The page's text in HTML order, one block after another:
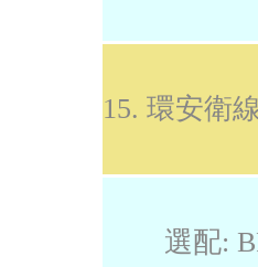
15. 環安衛
選配: